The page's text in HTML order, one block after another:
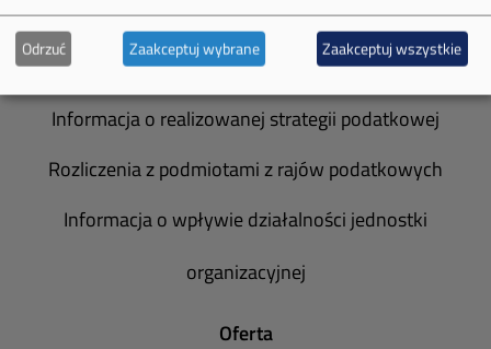
Zakład Górniczy Sobieski
Galeria zdjęć
Informacja o realizowanej strategii podatkowej
Rozliczenia z podmiotami z rajów podatkowych
Informacja o wpływie działalności jednostki
organizacyjnej
Oferta
Odrzuć Zaakceptuj wybrane Zaakceptuj wszystkie